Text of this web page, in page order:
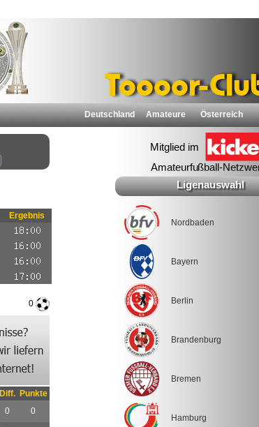
Deutschland Amateure Österreich
Ergebnis
0
Diff.
Punkte
0 0
Ligenauswahl
Nordbaden
Bayern
Berlin
Brandenburg
Bremen
Hamburg